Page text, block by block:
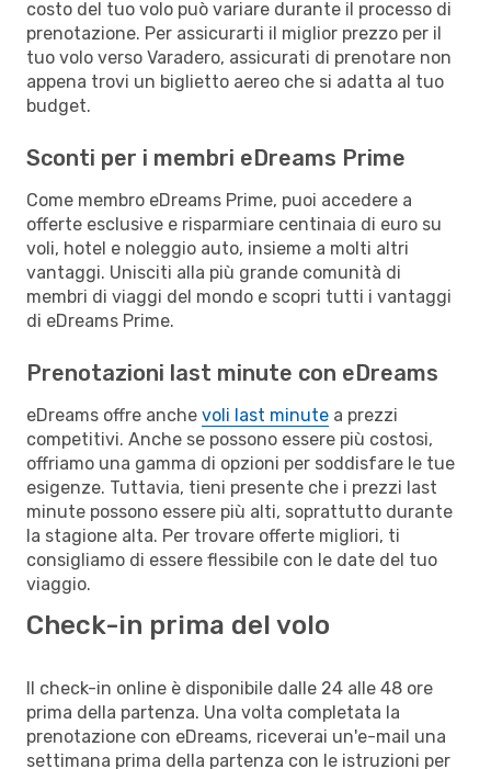
costo del tuo volo può variare durante il processo di
prenotazione. Per assicurarti il miglior prezzo per il
tuo volo verso Varadero, assicurati di prenotare non
appena trovi un biglietto aereo che si adatta al tuo
budget.
Sconti per i membri eDreams Prime
Come membro eDreams Prime, puoi accedere a
offerte esclusive e risparmiare centinaia di euro su
voli, hotel e noleggio auto, insieme a molti altri
vantaggi. Unisciti alla più grande comunità di
membri di viaggi del mondo e scopri tutti i vantaggi
di eDreams Prime.
Prenotazioni last minute con eDreams
eDreams offre anche voli last minute a prezzi
competitivi. Anche se possono essere più costosi,
offriamo una gamma di opzioni per soddisfare le tue
esigenze. Tuttavia, tieni presente che i prezzi last
minute possono essere più alti, soprattutto durante
la stagione alta. Per trovare offerte migliori, ti
consigliamo di essere flessibile con le date del tuo
viaggio.
Check-in prima del volo
Il check-in online è disponibile dalle 24 alle 48 ore
prima della partenza. Una volta completata la
prenotazione con eDreams, riceverai un'e-mail una
settimana prima della partenza con le istruzioni per